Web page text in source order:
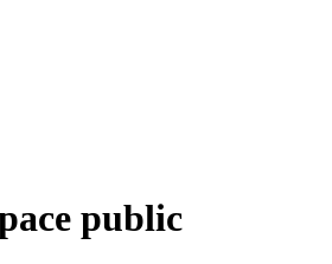
public